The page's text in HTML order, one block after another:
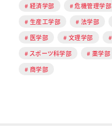
経済学部 危機管理学部
生産工学部
法学部
医学部
文理学部
スポーツ科学部
薬学部
商学部